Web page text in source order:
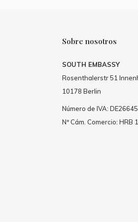
Sobre nosotros
SOUTH EMBASSY
Rosenthalerstr 51
10178 Berlin
Número de IVA:
Nº Cám. Comercio: HRB